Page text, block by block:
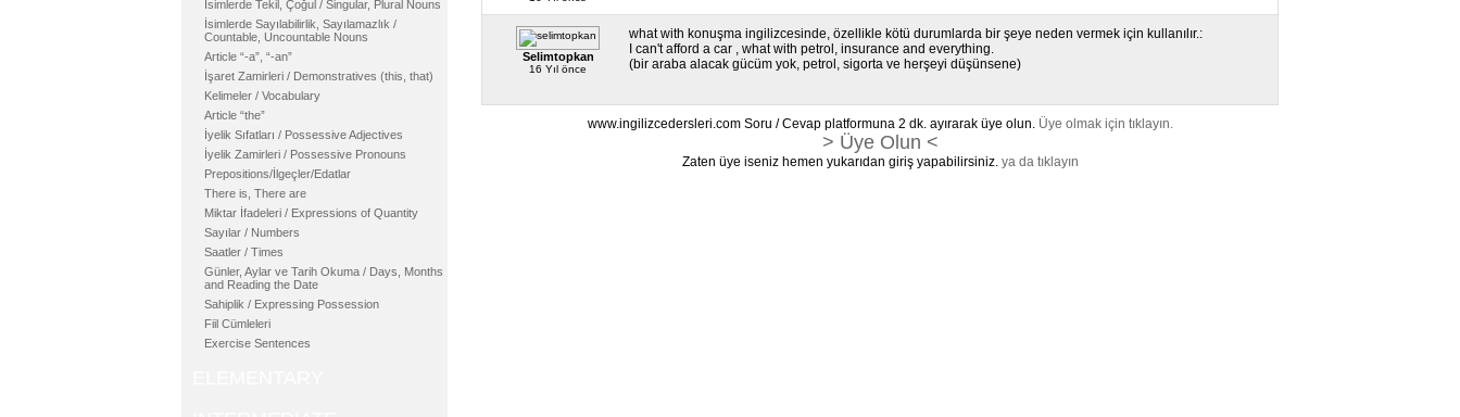
İsimlerde Tekil, Çoğul / Singular, Plural Nouns
İsimlerde Sayılabilirlik, Sayılamazlık /
Countable, Uncountable Nouns
Article “-a”, “-an”
İşaret Zamirleri / Demonstratives (this, that)
Kelimeler / Vocabulary
Article “the”
İyelik Sıfatları / Possessive Adjectives
İyelik Zamirleri / Possessive Pronouns
Prepositions/İlgeçler/Edatlar
There is, There are
Miktar İfadeleri / Expressions of Quantity
Sayılar / Numbers
Saatler / Times
Günler, Aylar ve Tarih Okuma / Days, Months
and Reading the Date
Sahiplik / Expressing Possession
Fiil Cümleleri
Exercise Sentences
Selimtopkan
16 Yıl önce
what with konuşma ingilizcesinde, özellikle kötü durumlarda bir şeye neden vermek için kullanılır.:
I can't afford a car , what with petrol, insurance and everything.
(bir araba alacak gücüm yok, petrol, sigorta ve herşeyi düşünsene)
www.ingilizcedersleri.com Soru / Cevap platformuna 2 dk. ayırarak üye olun. Üye olmak için tıklayın.
> Üye Olun <
Zaten üye iseniz hemen yukarıdan giriş yapabilirsiniz. ya da tıklayın